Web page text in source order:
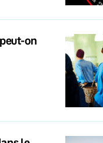
on